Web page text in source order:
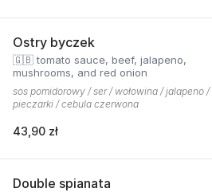
Ostry byczek
🇬🇧 tomato sauce, beef, jalapeno,
mushrooms, and red onion
sos pomidorowy / ser / wołowina / jalapeno /
pieczarki / cebula czerwona
43,90 zł
Double spianata